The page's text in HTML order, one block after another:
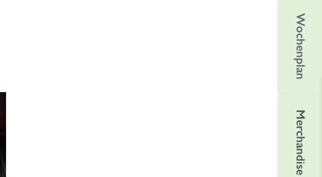
Wochenplan
Merchandise